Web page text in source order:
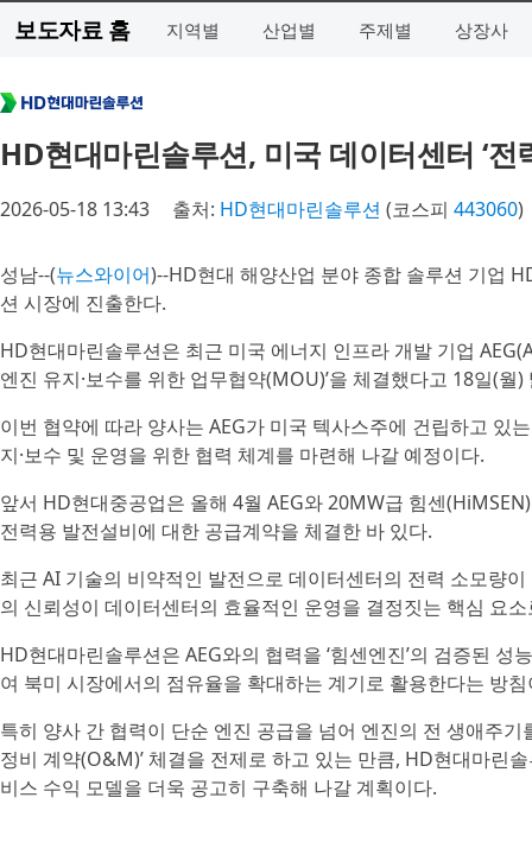
보도자료 홈 지역별 산업별 주제별 상장사
HD현대마린솔루션, 미국 데이터센터 ‘전
2026-05-18 13:43 출처: HD현대마린솔루션 (코스피 443060)
성남--(뉴스와이어)--HD현대 해양산업 분야 종합 솔루션 기업
션 시장에 진출한다.
HD현대마린솔루션은 최근 미국 에너지 인프라 개발 기업
엔진 유지·보수를 위한 업무협약(MOU)’을 체결했다고 18일(월)
이번 협약에 따라 양사는 AEG가 미국 텍사스주에 건립하고 있
지·보수 및 운영을 위한 협력 체계를 마련해 나갈 예정이다.
앞서 HD현대중공업은 올해 4월 AEG와 20MW급 힘센
전력용 발전설비에 대한 공급계약을 체결한 바 있다.
최근 AI 기술의 비약적인 발전으로 데이터센터의 전력 소모량
의 신뢰성이 데이터센터의 효율적인 운영을 결정짓는 핵심 요
HD현대마린솔루션은 AEG와의 협력을 ‘힘센엔진’의 검증된
여 북미 시장에서의 점유율을 확대하는 계기로 활용한다는 방
특히 양사 간 협력이 단순 엔진 공급을 넘어 엔진의 전 생애주기
정비 계약(O&M)’ 체결을 전제로 하고 있는 만큼, HD현대마린
비스 수익 모델을 더욱 공고히 구축해 나갈 계획이다.